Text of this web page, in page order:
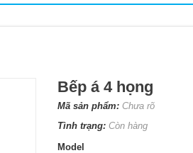
Bếp á 4 họng
Mã sản phẩm: Chưa rõ
Tình trạng: Còn hàng
Model